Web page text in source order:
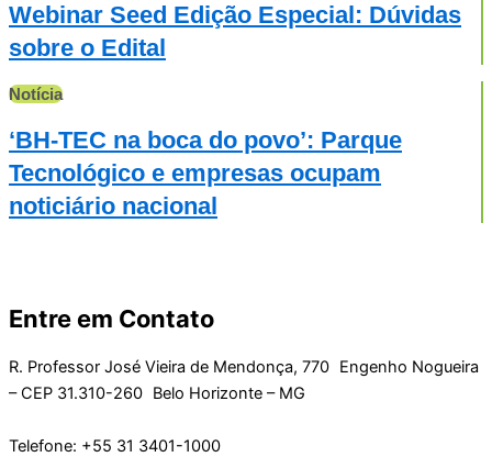
Webinar Seed Edição Especial: Dúvidas
sobre o Edital
Notícia
‘BH-TEC na boca do povo’: Parque
Tecnológico e empresas ocupam
noticiário nacional
Entre em Contato
R. Professor José Vieira de Mendonça, 770 Engenho Nogueira
– CEP 31.310-260 Belo Horizonte – MG
Telefone: +55 31 3401-1000